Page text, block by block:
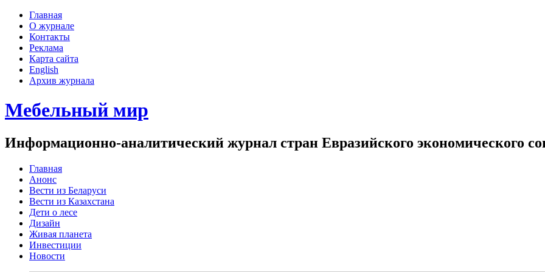
Главная
О журнале
Контакты
Реклама
Карта сайта
English
Архив журнала
Мебельный мир
Информационно-аналитический журнал стран Евразийского экономического
Главная
Анонс
Вести из Беларуси
Вести из Казахстана
Дети о лесе
Дизайн
Живая планета
Инвестиции
Новости